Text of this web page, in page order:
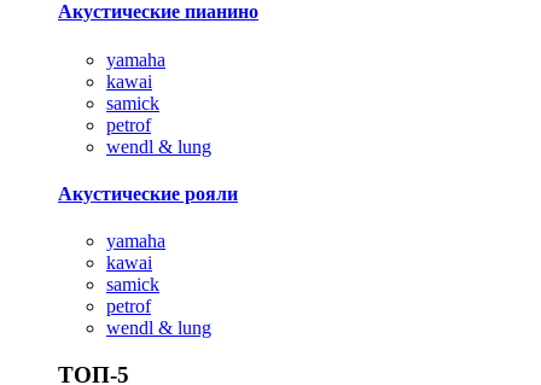
Акустические пианино
yamaha
kawai
samick
petrof
wendl & lung
Акустические рояли
yamaha
kawai
samick
petrof
wendl & lung
ТОП-5